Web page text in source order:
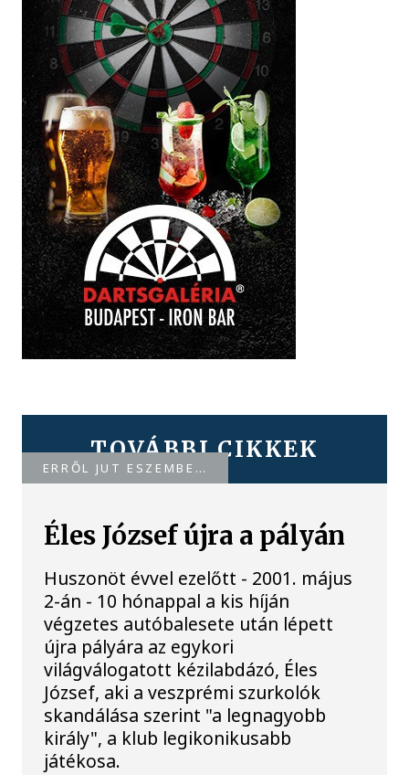
TOVÁBBI CIKKEK
ERRŐL JUT ESZEMBE…
Éles József újra a pályán
Huszonöt évvel ezelőtt - 2001. május
2-án - 10 hónappal a kis híján
végzetes autóbalesete után lépett
újra pályára az egykori
világválogatott kézilabdázó, Éles
József, aki a veszprémi szurkolók
skandálása szerint "a legnagyobb
király", a klub legikonikusabb
játékosa.